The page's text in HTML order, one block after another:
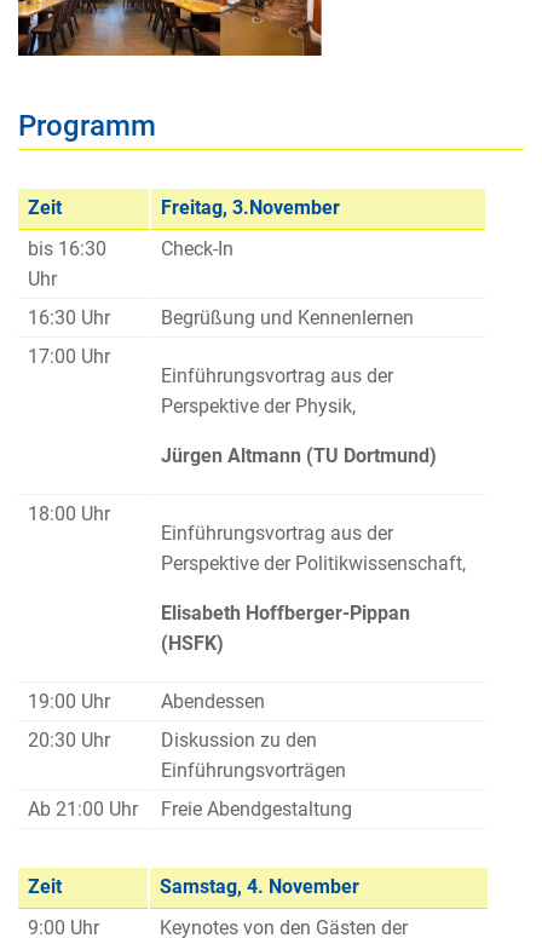
Programm
Zeit
Freitag, 3.November
bis 16:30
Uhr
Check-In
16:30 Uhr
Begrüßung und Kennenlernen
17:00 Uhr
Einführungsvortrag aus der
Perspektive der Physik,
Jürgen Altmann (TU Dortmund)
18:00 Uhr
Einführungsvortrag aus der
Perspektive der Politikwissenschaft,
Elisabeth Hoffberger-Pippan
(HSFK)
19:00 Uhr
Abendessen
20:30 Uhr
Diskussion zu den
Einführungsvorträgen
Ab 21:00 Uhr
Freie Abendgestaltung
Zeit
Samstag, 4. November
9:00 Uhr
Keynotes von den Gästen der